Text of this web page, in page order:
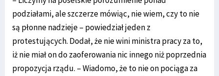
podziałami, ale szczerze mówiąc, nie wiem, czy to nie
są płonne nadzieje – powiedział jeden z
protestujących. Dodał, że nie wini ministra pracy za to,
iż nie miał on do zaoferowania nic innego niż poprzednia
propozycja rządu. – Wiadomo, że to nie on pociąga za